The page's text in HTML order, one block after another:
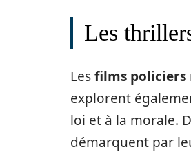
Les
Lesfilms policiers
explorent
loi et à la morale.
démarquent par